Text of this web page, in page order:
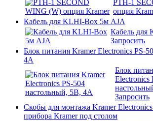
PTH-1
опция
Кабель для KLHI-Box 5м AJA
Кабель для
Запросить
Блок питания Kramer Electronics PS-
4А
Блок
Electronics
Запросить
Скобы для монтажа Kramer
прибора Kramer под столом